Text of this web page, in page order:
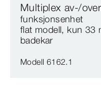
Multiplex av-/
funksjonsenhet
flat modell, kun 33
badekar
Modell 6162.1